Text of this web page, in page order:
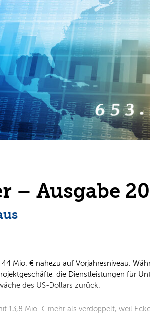
– Ausgabe
Mio. € nahezu auf Vorjahresniveau.
die Dienstleistungen für
des US-Dollars zurück.
13,8 Mio. € mehr als verdoppelt, weil